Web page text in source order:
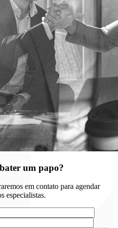
um papo?
em contato para agendar
especialistas.